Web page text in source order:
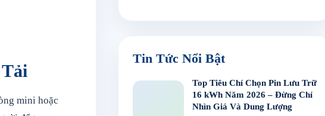
mini hoặc
Tin Tức Nổi Bật
Top Tiêu Chí Chọn Pin Lưu Trữ
16 kWh Năm 2026 – Đừng Chỉ
Nhìn Giá Và Dung Lượng